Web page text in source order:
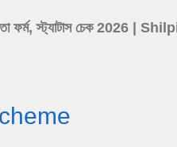
ভাতা ফর্ম, স্ট্যাটাস চেক